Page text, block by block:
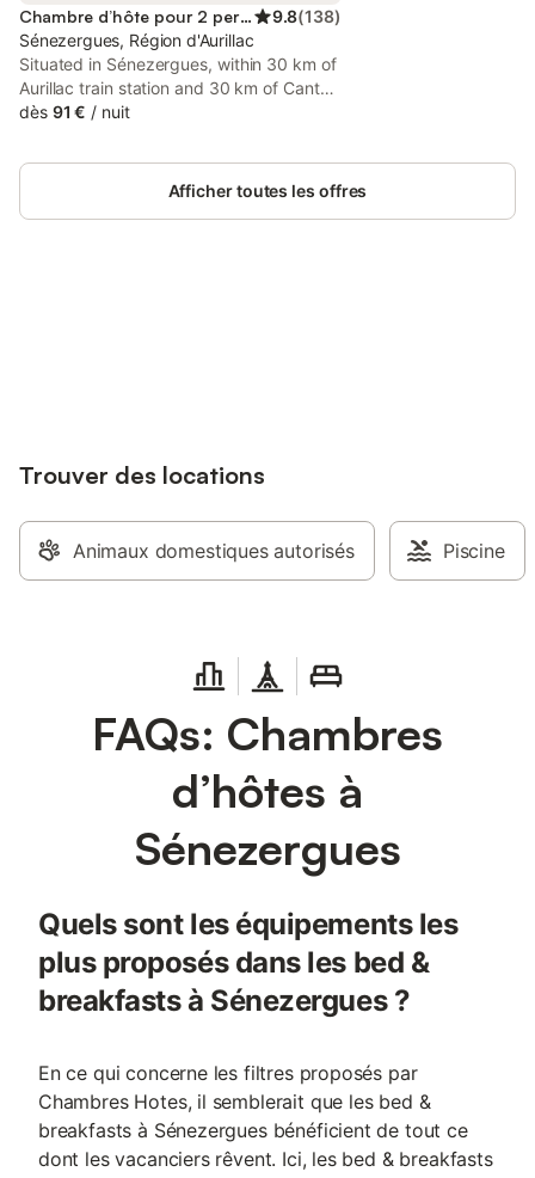
Chambre d’hôte pour 2 personnes 9.8(138)
Sénezergues, Région d'Aurillac
Situated in Sénezergues, within 30 km of
Aurillac train station and 30 km of Cantal
Auvergne Stadium, Chateau de Cours
as well as free private parking for guests
dès 91 € / nuit
Afficher toutes les offres
Trouver des locations
Animaux domestiques autorisés Piscine
FAQs: Chambres
d’hôtes à
Sénezergues
Quels sont les équipements les
plus proposés dans les bed &
breakfasts à Sénezergues ?
En ce qui concerne les filtres proposés par
Chambres Hotes, il semblerait que les bed &
breakfasts à Sénezergues bénéficient de tout ce
dont les vacanciers rêvent. Ici, les bed & breakfasts